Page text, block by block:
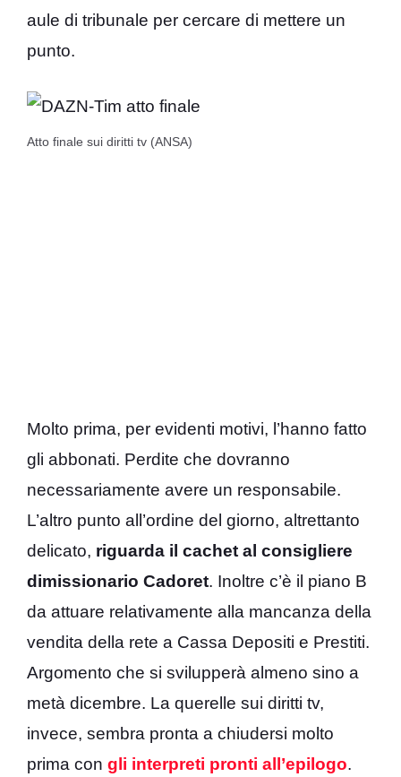
aule di tribunale per cercare di mettere un
punto.
Atto finale sui diritti tv (ANSA)
Molto prima, per evidenti motivi, l’hanno fatto
gli abbonati. Perdite che dovranno
necessariamente avere un responsabile.
L’altro punto all’ordine del giorno, altrettanto
delicato, riguarda il cachet al consigliere
dimissionario Cadoret. Inoltre c’è il piano B
da attuare relativamente alla mancanza della
vendita della rete a Cassa Depositi e Prestiti.
Argomento che si svilupperà almeno sino a
metà dicembre. La querelle sui diritti tv,
invece, sembra pronta a chiudersi molto
prima con gli interpreti pronti all’epilogo.